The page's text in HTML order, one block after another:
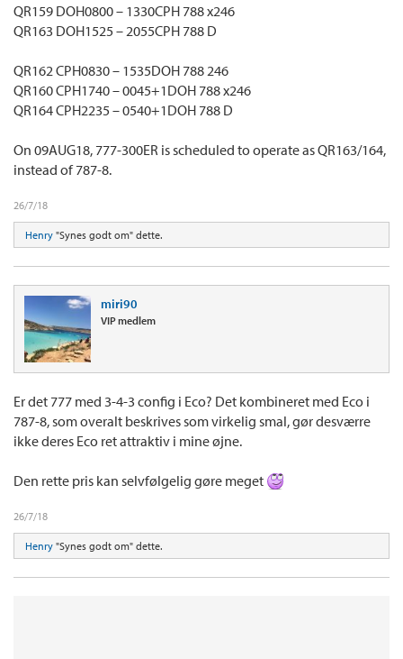
QR159 DOH0800 – 1330CPH 788 x246
QR163 DOH1525 – 2055CPH 788 D
QR162 CPH0830 – 1535DOH 788 246
QR160 CPH1740 – 0045+1DOH 788 x246
QR164 CPH2235 – 0540+1DOH 788 D
On 09AUG18, 777-300ER is scheduled to operate as QR163/164,
instead of 787-8.
26/7/18
Henry "Synes godt om" dette.
miri90
VIP medlem
Er det 777 med 3-4-3 config i Eco? Det kombineret med Eco i
787-8, som overalt beskrives som virkelig smal, gør desværre
ikke deres Eco ret attraktiv i mine øjne.
Den rette pris kan selvfølgelig gøre meget
26/7/18
Henry "Synes godt om" dette.